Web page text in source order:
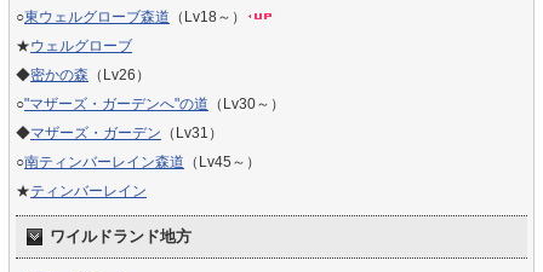
○東ウェルグローブ森道 （Lv18～）
★ウェルグローブ
◆密かの森 （Lv26）
○"マザーズ・ガーデンへ"の道 （Lv30～）
◆マザーズ・ガーデン （Lv31）
○南ティンバーレイン森道 （Lv45～）
★ティンバーレイン
ワイルドランド地方